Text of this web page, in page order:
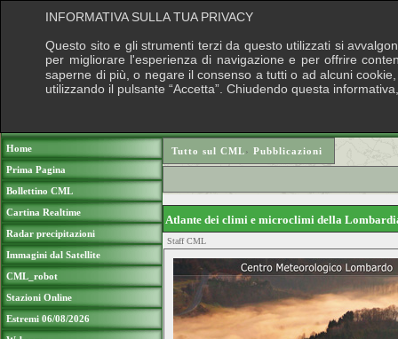
Home
Prima Pagina
Bollettino CML
Cartina Realtime
Radar precipitazioni
Immagini dal Satellite
CML_robot
Stazioni Online
Estremi 06/08/2026
Tutto sul CML› Pubblicazioni
Atlante dei climi e microclimi della
Staff CML
INFORMATIVA SULLA TUA PRIVACY
Questo sito e gli strumenti terzi da questo utilizzati si
per migliorare l'esperienza di navigazione e per offrire
saperne di più, o negare il consenso a tutti o ad alcuni
utilizzando il pulsante “Accetta”. Chiudendo questa